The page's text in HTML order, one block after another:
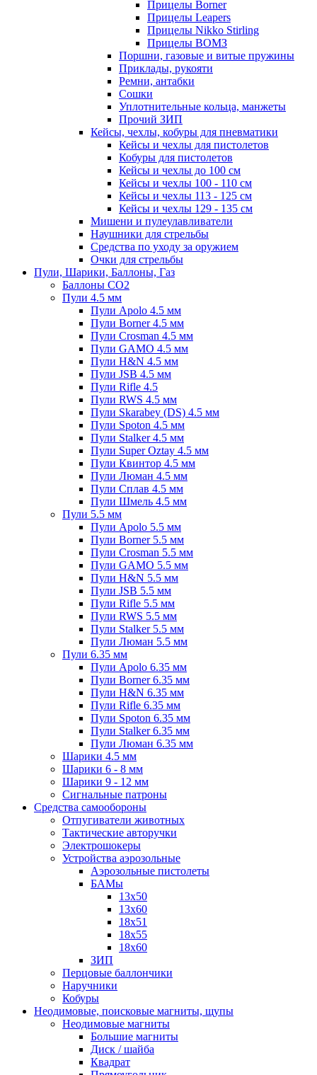
Прицелы Borner
Прицелы Leapers
Прицелы Nikko Stirling
Прицелы ВОМЗ
Поршни, газовые и витые пружины
Приклады, рукояти
Ремни, антабки
Сошки
Уплотнительные кольца, манжеты
Прочий ЗИП
Кейсы, чехлы, кобуры для пневматики
Кейсы и чехлы для пистолетов
Кобуры для пистолетов
Кейсы и чехлы до 100 см
Кейсы и чехлы 100 - 110 см
Кейсы и чехлы 113 - 125 см
Кейсы и чехлы 129 - 135 см
Мишени и пулеулавливатели
Наушники для стрельбы
Средства по уходу за оружием
Очки для стрельбы
Пули, Шарики, Баллоны, Газ
Баллоны CO2
Пули 4.5 мм
Пули Apolo 4.5 мм
Пули Borner 4.5 мм
Пули Crosman 4.5 мм
Пули GAMO 4.5 мм
Пули H&N 4.5 мм
Пули JSB 4.5 мм
Пули Rifle 4.5
Пули RWS 4.5 мм
Пули Skarabey (DS) 4.5 мм
Пули Spoton 4.5 мм
Пули Stalker 4.5 мм
Пули Super Oztay 4.5 мм
Пули Квинтор 4.5 мм
Пули Люман 4.5 мм
Пули Сплав 4.5 мм
Пули Шмель 4.5 мм
Пули 5.5 мм
Пули Apolo 5.5 мм
Пули Borner 5.5 мм
Пули Crosman 5.5 мм
Пули GAMO 5.5 мм
Пули H&N 5.5 мм
Пули JSB 5.5 мм
Пули Rifle 5.5 мм
Пули RWS 5.5 мм
Пули Stalker 5.5 мм
Пули Люман 5.5 мм
Пули 6.35 мм
Пули Apolo 6.35 мм
Пули Borner 6.35 мм
Пули H&N 6.35 мм
Пули Rifle 6.35 мм
Пули Spoton 6.35 мм
Пули Stalker 6.35 мм
Пули Люман 6.35 мм
Шарики 4.5 мм
Шарики 6 - 8 мм
Шарики 9 - 12 мм
Сигнальные патроны
Средства самообороны
Отпугиватели животных
Тактические авторучки
Электрошокеры
Устройства аэрозольные
Аэрозольные пистолеты
БАМы
13х50
13х60
18х51
18х55
18х60
ЗИП
Перцовые баллончики
Наручники
Кобуры
Неодимовые, поисковые магниты, щупы
Неодимовые магниты
Большие магниты
Диск / шайба
Квадрат